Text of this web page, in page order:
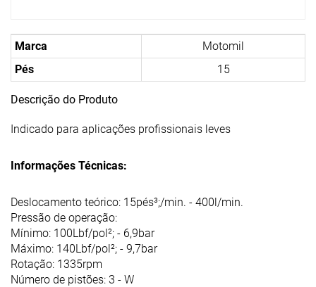
Marca
Motomil
Pés
15
Descrição do Produto
Indicado para aplicações profissionais leves
Informações Técnicas:
Deslocamento teórico: 15pés³;/min. - 400l/min.
Pressão de operação:
Mínimo: 100Lbf/pol²; - 6,9bar
Máximo: 140Lbf/pol²; - 9,7bar
Rotação: 1335rpm
Número de pistões: 3 - W